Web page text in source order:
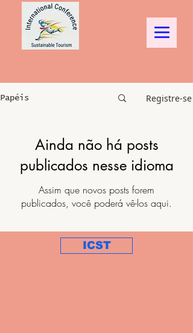
Papéis Registre-se
Ainda não há posts
publicados nesse idioma
Assim que novos posts forem
publicados, você poderá vê-los aqui.
ICST